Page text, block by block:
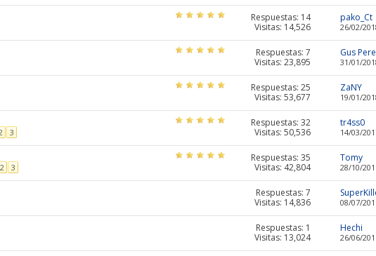
Respuestas: 14
Visitas: 14,526
pako_Ct
26/02/
Respuestas:7
Visitas: 23,895
Gus
31/01/
Respuestas:25
Visitas: 53,677
ZaNY
19/01/
3
Respuestas:32
Visitas: 50,536
tr4ss0
14/03/
2 3
Respuestas:35
Visitas: 42,804
Tomy
28/10/
Respuestas:7
Visitas: 14,836
08/07/
Respuestas: 1
Visitas: 13,024
Hechi
26/06/